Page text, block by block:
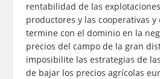
rentabilidad de las
productores y las cooperativas y
termine con el dominio en la
precios del campo de la gran
imposibilite las estrategias de
de bajar los precios agrícolas